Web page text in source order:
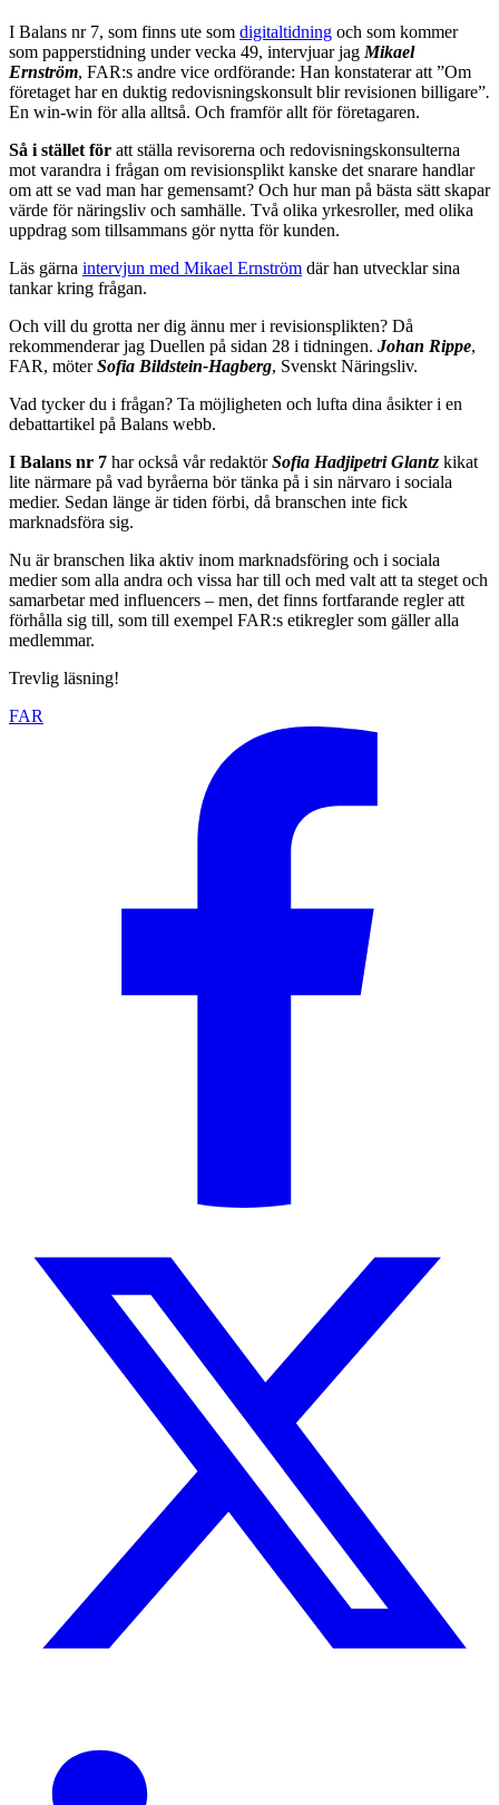
I Balans nr 7, som finns ute som digitaltidning och som kommer
som papperstidning under vecka 49, intervjuar jag Mikael
Ernström, FAR:s andre vice ordförande: Han konstaterar att ”Om
företaget har en duktig redovisningskonsult blir revisionen billigare”.
En win-win för alla alltså. Och framför allt för företagaren.
Så i stället för att ställa revisorerna och redovisningskonsulterna
mot varandra i frågan om revisionsplikt kanske det snarare handlar
om att se vad man har gemensamt? Och hur man på bästa sätt skapar
värde för näringsliv och samhälle. Två olika yrkesroller, med olika
uppdrag som tillsammans gör nytta för kunden.
Läs gärna intervjun med Mikael Ernström där han utvecklar sina
tankar kring frågan.
Och vill du grotta ner dig ännu mer i revisionsplikten? Då
rekommenderar jag Duellen på sidan 28 i tidningen. Johan Rippe,
FAR, möterSofia Bildstein-Hagberg, Svenskt Näringsliv.
Vad tycker du i frågan? Ta möjligheten och lufta dina åsikter i en
debattartikel på Balans webb.
I Balans nr 7 har också vår redaktörSofia Hadjipetri Glantz kikat
lite närmare på vad byråerna bör tänka på i sin närvaro i sociala
medier. Sedan länge är tiden förbi, då branschen inte fick
marknadsföra sig.
Nu är branschen lika aktiv inom marknadsföring och i sociala
medier som alla andra och vissa har till och med valt att ta steget och
samarbetar med influencers – men, det finns fortfarande regler att
förhålla sig till, som till exempel FAR:s etikregler som gäller alla
medlemmar.
Trevlig läsning!
FAR